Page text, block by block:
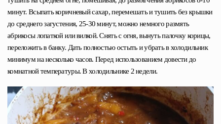
минут. Всыпать коричневый сахар, перемешать и тушить без крышки
до среднего загустения, 25-30 минут, можно немного размять
абрикосы лопаткой или вилкой. Снять с огня, вынуть палочку корицы,
переложить в банку. Дать полностью остыть и убрать в холодильник
минимум на несколько часов. Перед использованием довести до
комнатной температуры. В холодильнике 2 недели.